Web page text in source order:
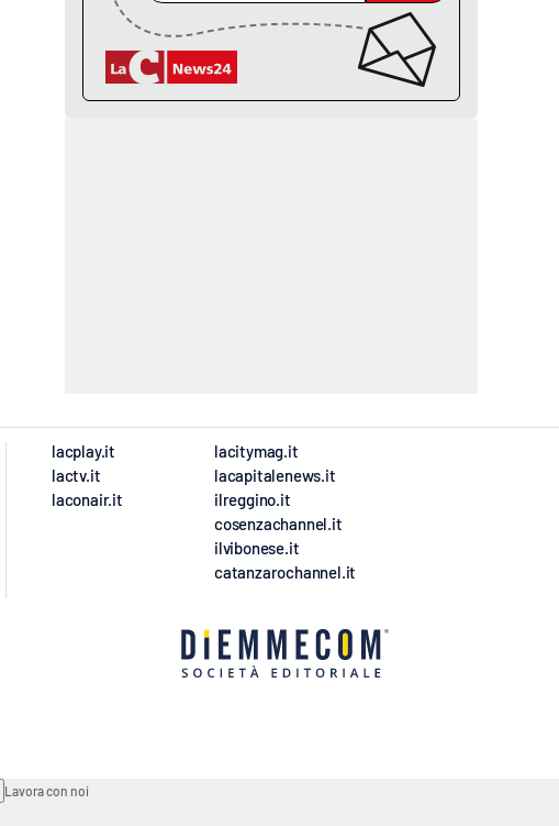
lacplay.it
lactv.it
laconair.it
lacitymag.it
lacapitalenews.it
ilreggino.it
cosenzachannel.it
ilvibonese.it
catanzarochannel.it
Lavora con noi